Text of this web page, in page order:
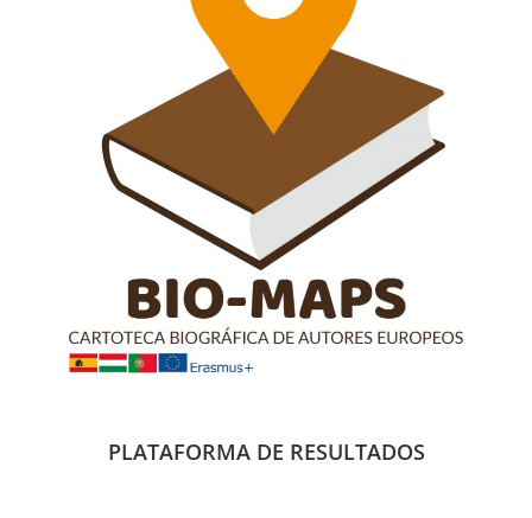
PLATAFORMA DE RESULTADOS